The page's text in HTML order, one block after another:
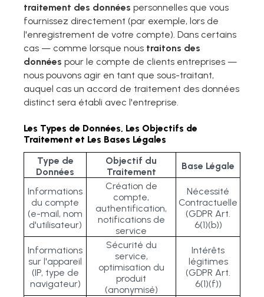
traitement des données personnelles que vous
fournissez directement (par exemple, lors de
l'enregistrement de votre compte). Dans certains
cas — comme lorsque nous traitons des
données pour le compte de clients entreprises —
nous pouvons agir en tant que sous-traitant,
auquel cas un accord de traitement des données
distinct sera établi avec l'entreprise.
Les Types de Données, Les Objectifs de
Traitement et Les Bases Légales
Type de
Données
Objectif du
Traitement
Base Légale
Informations
du compte
(e-mail, nom
d'utilisateur)
Création de
compte,
authentification,
notifications de
service
Nécessité
Contractuelle
(GDPR Art.
6(1)(b))
Informations
sur l'appareil
(IP, type de
navigateur)
Sécurité du
service,
optimisation du
produit
(anonymisé)
Intérêts
légitimes
(GDPR Art.
6(1)(f))